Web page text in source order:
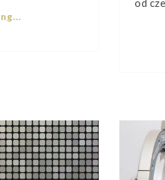
od